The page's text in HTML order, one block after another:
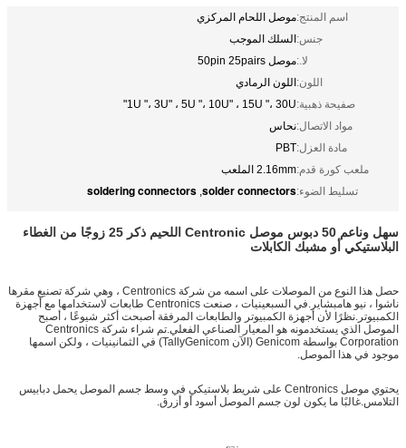
اسم المنتج:موصل اللحام المركزي
جنس:السلك الموجب
لا.:موصل 50pin 25pairs
اللون:اللون الرمادي
صفيحة ذهبية:1U "، 3U" ، 5U "، 10U" ، 15U "، 30U"
مواد الاتصال:نحاس
مادة العزل:PBT
ملعب كورة قدم:2.16mm الملعب
تسليط الضوء:solder connectors
,
soldering connectors
سهل وناعم
50 دبوس موصل Centronic اللحيم ذكر 25 زوجًا من الغطاء
البلاستيكي أو مشبك الكابلات
حصل هذا النوع من الموصلات على اسمه من شركة Centronics ، وهي شركة تصنيع مقرها
ناشوا ، نيو هامبشاير.في السبعينيات ، صنعت Centronics طابعات لاستخدامها مع أجهزة
الكمبيوتر.نظرًا لأن أجهزة الكمبيوتر والطابعات المرفقة أصبحت أكثر شيوعًا ، أصبح
الموصل الذي يستخدمونه هو المعيار الصناعي الفعلي.تم شراء شركة Centronics
Corporation بواسطة Genicom (الآن TallyGenicom) في الثمانينيات ، ولكن اسمها
موجود في هذا الموصل.
يحتوي موصل Centronics على شريط بلاستيكي في وسط جسم الموصل يحمل دبابيس
التلامس.غالبًا ما يكون لون جسم الموصل أسود أو أزرق.